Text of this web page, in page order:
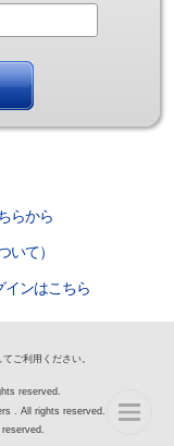
らから
いて）
インはこちら
ご利用ください。
reserved.
. All rights reserved.